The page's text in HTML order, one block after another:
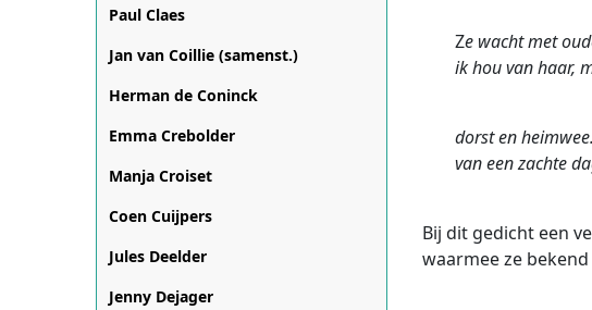
Ze wacht met
ik hou van haar,
dorst en
van een zachte
Bij dit gedicht een
waarmee ze
Paul Claes
Jan van Coillie (samenst.)
Herman de Coninck
Emma Crebolder
Manja Croiset
Coen Cuijpers
Jules Deelder
Jenny Dejager